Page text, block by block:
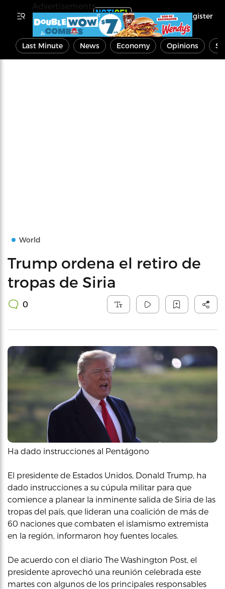
Register
Last Minute News Economy Opinions
World
Trump ordena el retiro de
tropas de Siria
0
Ha dado instrucciones al Pentágono
El presidente de Estados Unidos, Donald Trump, ha
dado instrucciones a su cúpula militar para que
comience a planear la inminente salida de Siria de las
tropas del país, que lideran una coalición de más de
60 naciones que combaten el islamismo extremista
en la región, informaron hoy fuentes locales.
De acuerdo con el diario The Washington Post, el
presidente aprovechó una reunión celebrada este
martes con algunos de los principales responsables
Advertisements